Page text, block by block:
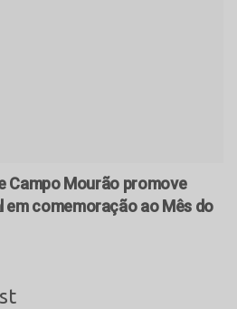
Campo Mourão promove
em comemoração ao Mês do